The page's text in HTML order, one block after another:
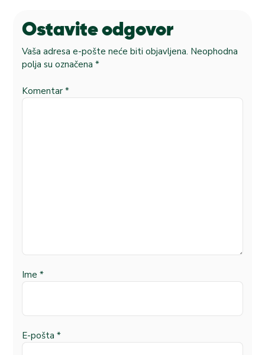
Ostavite odgovor
Vaša adresa e-pošte neće biti objavljena. Neophodna
polja su označena *
Komentar *
Ime *
E-pošta *